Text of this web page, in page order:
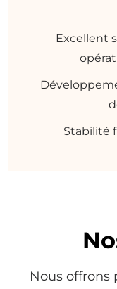
Excellent
Stabilité
Nous offrons